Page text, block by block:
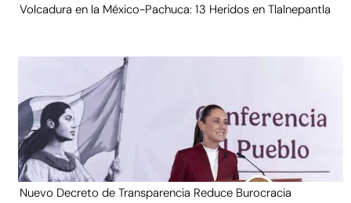
Volcadura en la México-Pachuca: 13 Heridos en Tlalnepantla
Nuevo Decreto de Transparencia Reduce Burocracia